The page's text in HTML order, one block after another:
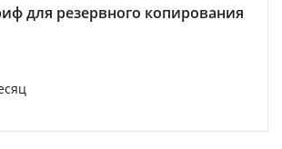
для резервного копирования